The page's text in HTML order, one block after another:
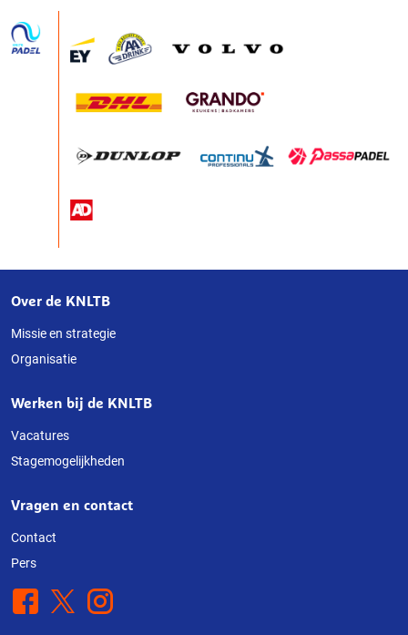
Over
deze
website
Over de KNLTB
Missie en strategie
Organisatie
Werken bij de KNLTB
Vacatures
Stagemogelijkheden
Vragen en contact
Contact
Pers
Facebook
X Instagram